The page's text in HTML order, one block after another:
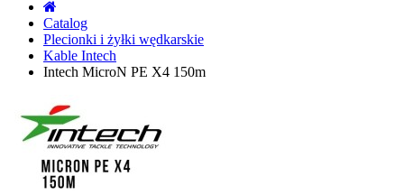
Catalog
Plecionki i żyłki wędkarskie
Kable Intech
Intech MicroN PE X4 150m